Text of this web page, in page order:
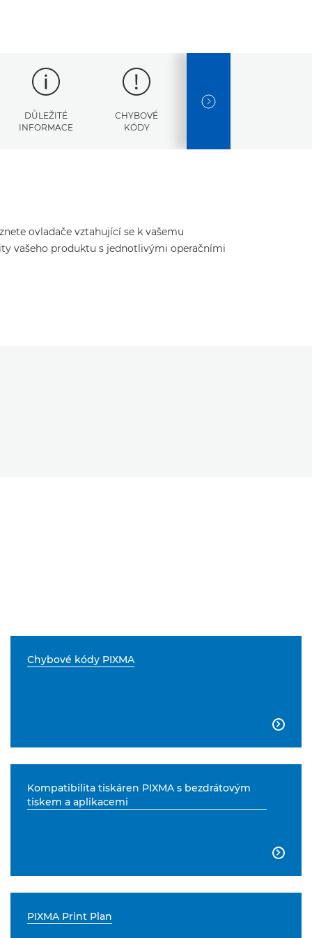
DŮLEŽITÉ
INFORMACE
CHYBOVÉ
KÓDY
NEXT SLIDE
ovladače vztahující se k vašemu
vašeho produktu s jednotlivými operačními
Chybové kódy PIXMA

Kompatibilita tiskáren PIXMA s bezdrátovým
tiskem a aplikacemi

PIXMA Print Plan